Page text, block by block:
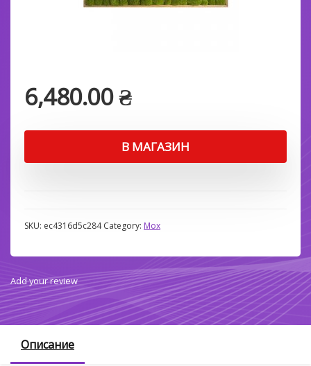
6,480.00₴
В МАГАЗИН
SKU: ec4316d5c284 Category: Мох
Add your review
Описание